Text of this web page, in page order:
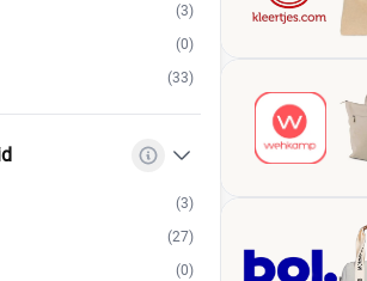
(3)
(0)
(33)
(3)
(27)
(0)